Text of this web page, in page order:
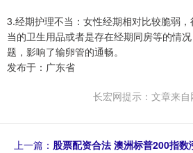
3.经期护理不当：女性经期相对比较脆弱
当的卫生用品或者是存在经期同房等的情
题，影响了输卵管的通畅。
发布于：广东省
长宏网提示：文章来自
上一篇： 股票配资合法 澳洲标普200指